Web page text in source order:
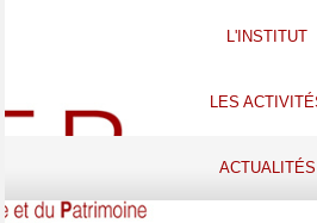
L'INSTITUT
LES
ACTUALITÉS